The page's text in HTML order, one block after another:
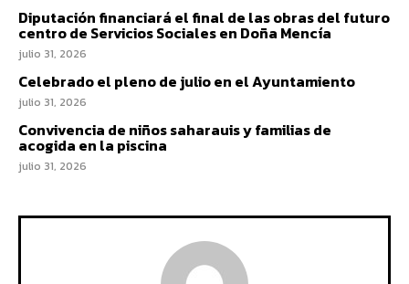
Diputación financiará el final de las obras del futuro
centro de Servicios Sociales en Doña Mencía
julio 31, 2026
Celebrado el pleno de julio en el Ayuntamiento
julio 31, 2026
Convivencia de niños saharauis y familias de
acogida en la piscina
julio 31, 2026